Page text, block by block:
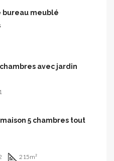
bureau meublé
chambres avec jardin
1
5 chambres tout
215m²